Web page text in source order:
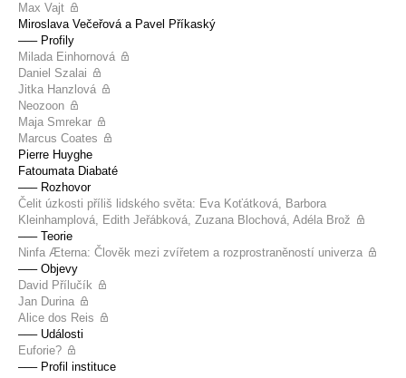
Max Vajt
Miroslava Večeřová a Pavel Příkaský
––– Profily
Milada Einhornová
Daniel Szalai
Jitka Hanzlová
Neozoon
Maja Smrekar
Marcus Coates
Pierre Huyghe
Fatoumata Diabaté
––– Rozhovor
Čelit úzkosti příliš lidského světa: Eva Koťátková, Barbora
Kleinhamplová, Edith Jeřábková, Zuzana Blochová, Adéla Brož
––– Teorie
Ninfa Æterna: Člověk mezi zvířetem a rozprostraněností univerza
––– Objevy
David Přílučík
Jan Durina
Alice dos Reis
––– Události
Euforie?
––– Profil instituce